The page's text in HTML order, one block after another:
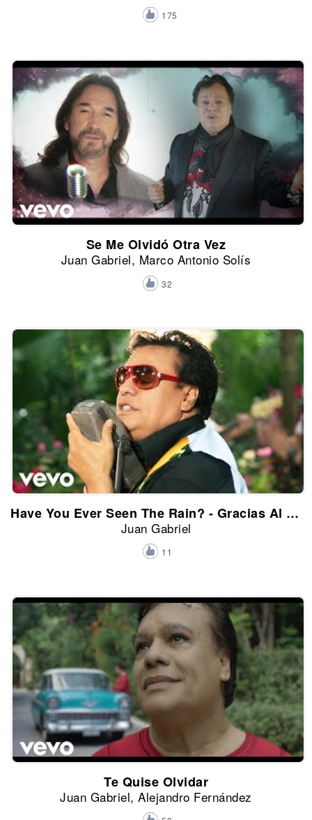
175
Se Me Olvidó Otra Vez
Juan Gabriel, Marco Antonio Solís
32
Have You Ever Seen The Rain? - Gracias Al Sol
Juan Gabriel
11
Te Quise Olvidar
Juan Gabriel, Alejandro Fernández